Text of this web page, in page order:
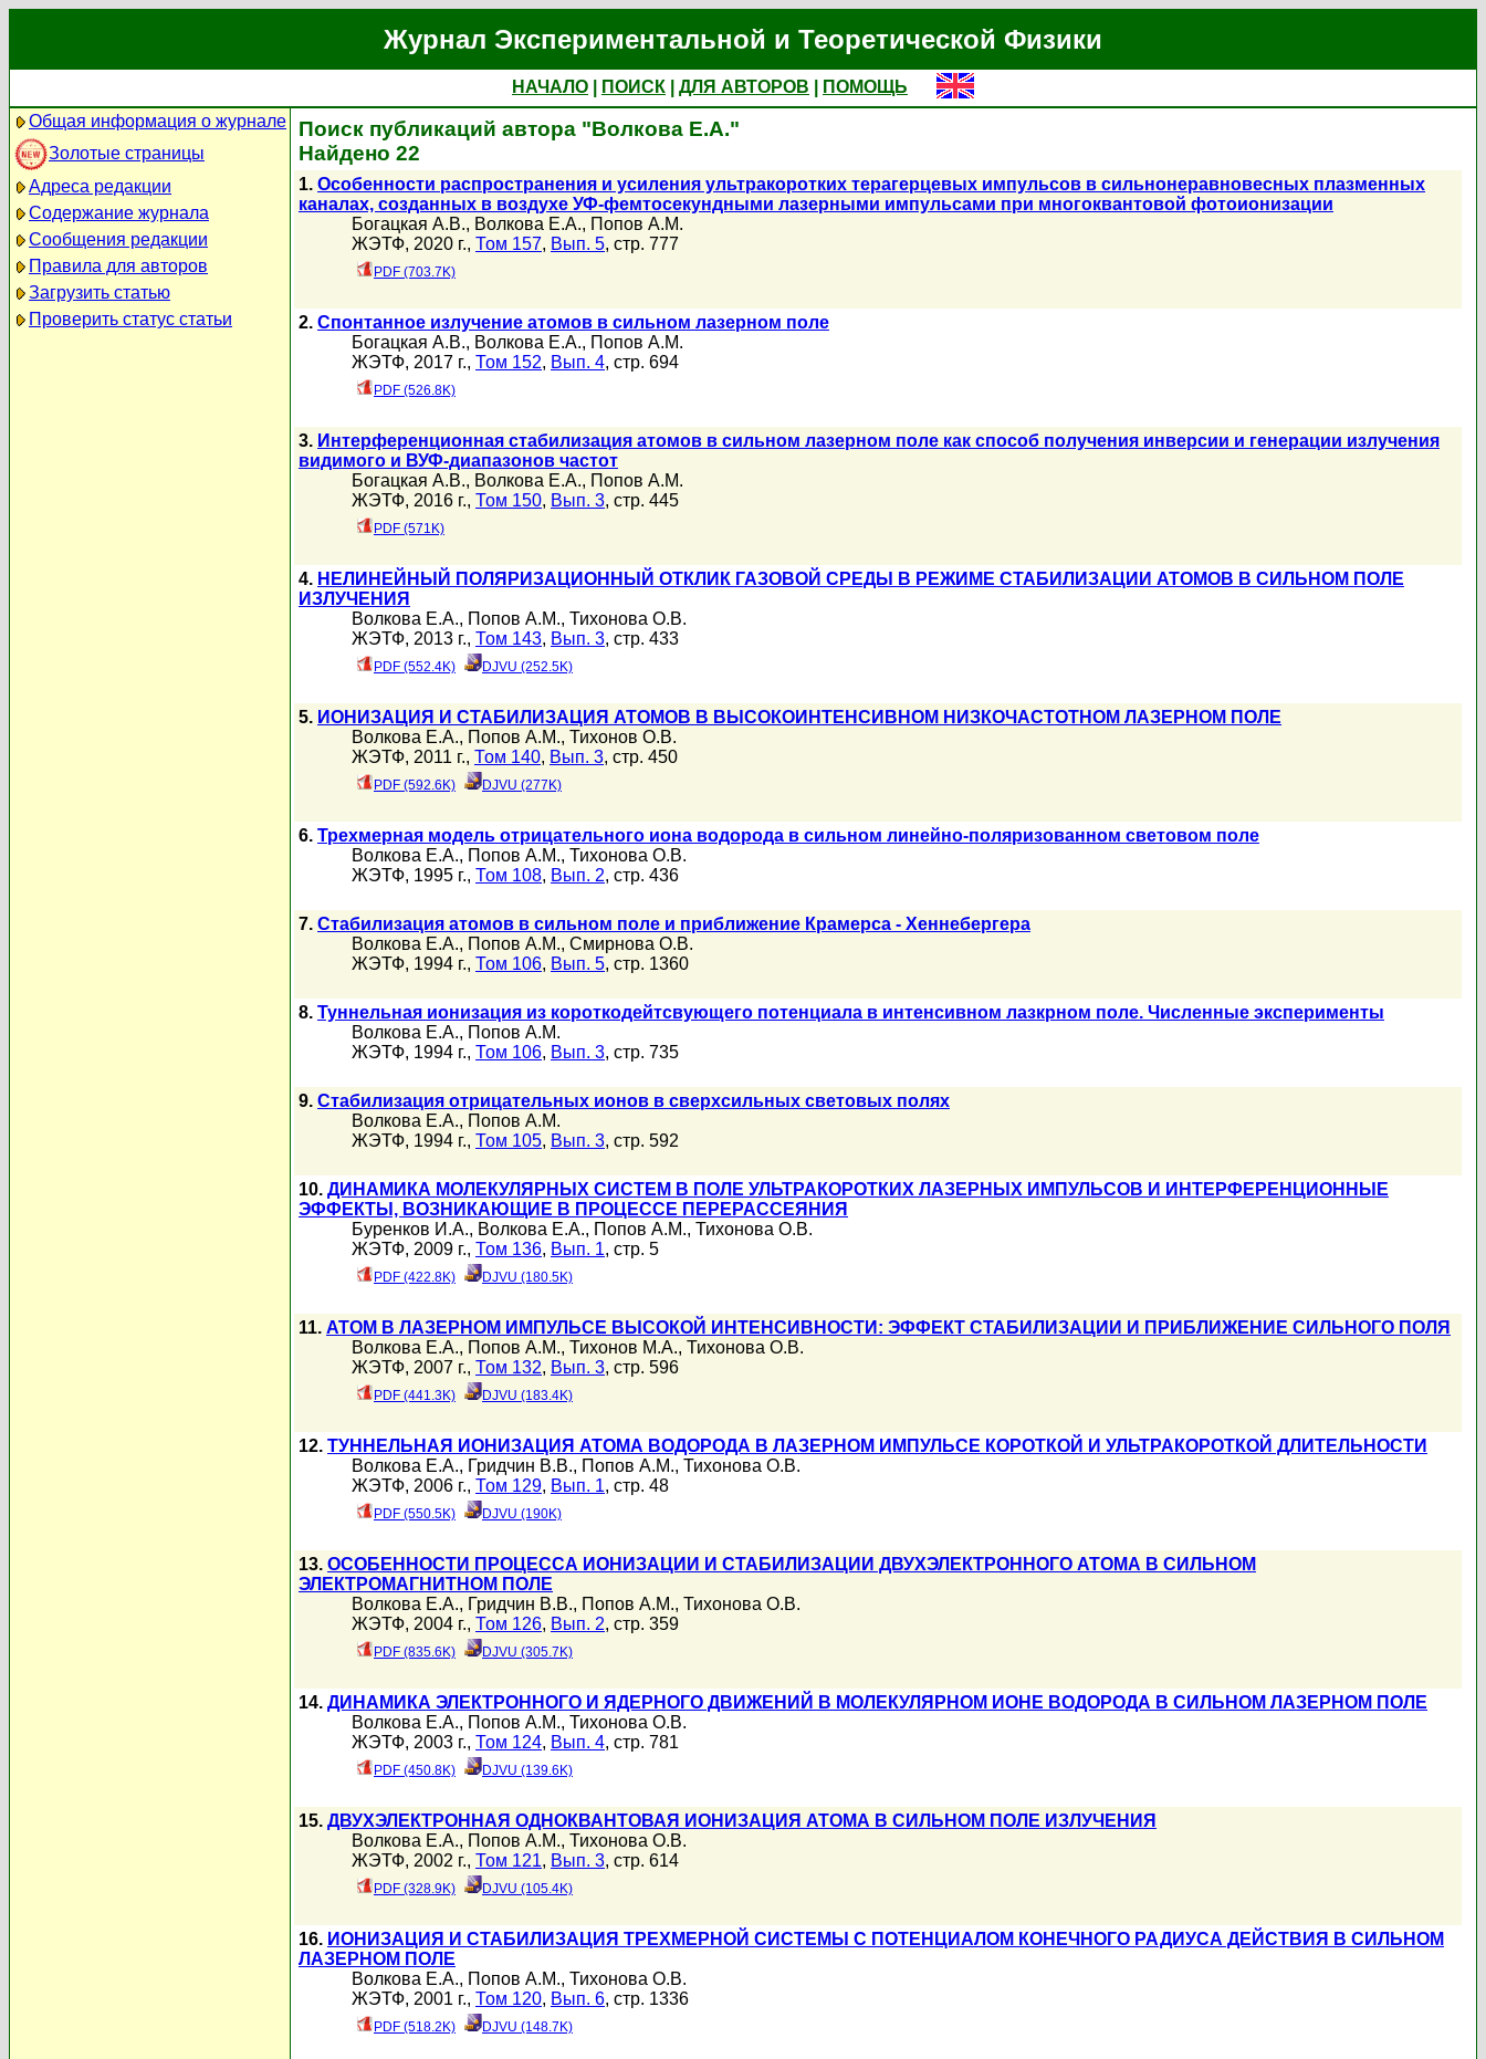
Журнал Экспериментальной и Теоретической Физики
НАЧАЛО ПОИСК ДЛЯ АВТОРОВ
ПОМОЩЬ
Общая информация о журнале
Золотые страницы
Адреса редакции
Содержание журнала
Сообщения редакции
Правила для авторов
Загрузить статью
Проверить статус статьи
Поиск публикаций автора "Волкова Е.А."
Найдено 22
1. Особенности распространения и усиления ультракоротких терагерцевых импульсов в сильнонеравновесных плазменных
каналах, созданных в воздухе УФ-фемтосекундными лазерными импульсами при многоквантовой фотоионизации
Богацкая А.В., Волкова Е.А., Попов А.М.
ЖЭТФ, 2020 г., Том 157, Вып. 5, стр. 777
PDF (703.7K)
2. Спонтанное излучение атомов в сильном лазерном поле
Богацкая А.В., Волкова Е.А., Попов А.М.
ЖЭТФ, 2017 г., Том 152, Вып. 4, стр. 694
PDF (526.8K)
3. Интерференционная стабилизация атомов в сильном лазерном поле как способ получения инверсии и генерации излучения
видимого и ВУФ-диапазонов частот
Богацкая А.В., Волкова Е.А., Попов А.М.
ЖЭТФ, 2016 г., Том 150, Вып. 3, стр. 445
PDF (571K)
4. НЕЛИНЕЙНЫЙ ПОЛЯРИЗАЦИОННЫЙ ОТКЛИК ГАЗОВОЙ СРЕДЫ В РЕЖИМЕ СТАБИЛИЗАЦИИ АТОМОВ В СИЛЬНОМ ПОЛЕ
ИЗЛУЧЕНИЯ
Волкова Е.А., Попов А.М., Тихонова О.В.
ЖЭТФ, 2013 г., Том 143, Вып. 3, стр. 433
PDF (552.4K) DJVU (252.5K)
5. ИОНИЗАЦИЯ И СТАБИЛИЗАЦИЯ АТОМОВ В ВЫСОКОИНТЕНСИВНОМ НИЗКОЧАСТОТНОМ ЛАЗЕРНОМ ПОЛЕ
Волкова Е.А., Попов А.М., Тихонов О.В.
ЖЭТФ, 2011 г., Том 140, Вып. 3, стр. 450
PDF (592.6K) DJVU (277K)
6. Трехмерная модель отрицательного иона водорода в сильном линейно-поляризованном световом поле
Волкова Е.А., Попов А.М., Тихонова О.В.
ЖЭТФ, 1995 г., Том 108, Вып. 2, стр. 436
7. Стабилизация атомов в сильном поле и приближение Крамерса - Хеннебергера
Волкова Е.А., Попов А.М., Смирнова О.В.
ЖЭТФ, 1994 г., Том 106, Вып. 5, стр. 1360
8. Туннельная ионизация из короткодейтсвующего потенциала в интенсивном лазкрном поле. Численные эксперименты
Волкова Е.А., Попов А.М.
ЖЭТФ, 1994 г., Том 106, Вып. 3, стр. 735
9. Стабилизация отрицательных ионов в сверхсильных световых полях
Волкова Е.А., Попов А.М.
ЖЭТФ, 1994 г., Том 105, Вып. 3, стр. 592
10. ДИНАМИКА МОЛЕКУЛЯРНЫХ СИСТЕМ В ПОЛЕ УЛЬТРАКОРОТКИХ ЛАЗЕРНЫХ ИМПУЛЬСОВ И ИНТЕРФЕРЕНЦИОННЫЕ
ЭФФЕКТЫ, ВОЗНИКАЮЩИЕ В ПРОЦЕССЕ ПЕРЕРАССЕЯНИЯ
Буренков И.А., Волкова Е.А., Попов А.М., Тихонова О.В.
ЖЭТФ, 2009 г., Том 136, Вып. 1, стр. 5
PDF (422.8K) DJVU (180.5K)
11. АТОМ В ЛАЗЕРНОМ ИМПУЛЬСЕ ВЫСОКОЙ ИНТЕНСИВНОСТИ: ЭФФЕКТ СТАБИЛИЗАЦИИ И ПРИБЛИЖЕНИЕ СИЛЬНОГО ПОЛЯ
Волкова Е.А., Попов А.М., Тихонов М.А., Тихонова О.В.
ЖЭТФ, 2007 г., Том 132, Вып. 3, стр. 596
PDF (441.3K) DJVU (183.4K)
12. ТУННЕЛЬНАЯ ИОНИЗАЦИЯ АТОМА ВОДОРОДА В ЛАЗЕРНОМ ИМПУЛЬСЕ КОРОТКОЙ И УЛЬТРАКОРОТКОЙ ДЛИТЕЛЬНОСТИ
Волкова Е.А., Гридчин В.В., Попов А.М., Тихонова О.В.
ЖЭТФ, 2006 г., Том 129, Вып. 1, стр. 48
PDF (550.5K) DJVU (190K)
13. ОСОБЕННОСТИ ПРОЦЕССА ИОНИЗАЦИИ И СТАБИЛИЗАЦИИ ДВУХЭЛЕКТРОННОГО АТОМА В СИЛЬНОМ
ЭЛЕКТРОМАГНИТНОМ ПОЛЕ
Волкова Е.А., Гридчин В.В., Попов А.М., Тихонова О.В.
ЖЭТФ, 2004 г., Том 126, Вып. 2, стр. 359
PDF (835.6K) DJVU (305.7K)
14. ДИНАМИКА ЭЛЕКТРОННОГО И ЯДЕРНОГО ДВИЖЕНИЙ В МОЛЕКУЛЯРНОМ ИОНЕ ВОДОРОДА В СИЛЬНОМ ЛАЗЕРНОМ ПОЛЕ
Волкова Е.А., Попов А.М., Тихонова О.В.
ЖЭТФ, 2003 г., Том 124, Вып. 4, стр. 781
PDF (450.8K) DJVU (139.6K)
15. ДВУХЭЛЕКТРОННАЯ ОДНОКВАНТОВАЯ ИОНИЗАЦИЯ АТОМА В СИЛЬНОМ ПОЛЕ ИЗЛУЧЕНИЯ
Волкова Е.А., Попов А.М., Тихонова О.В.
ЖЭТФ, 2002 г., Том 121, Вып. 3, стр. 614
PDF (328.9K) DJVU (105.4K)
16. ИОНИЗАЦИЯ И СТАБИЛИЗАЦИЯ ТРЕХМЕРНОЙ СИСТЕМЫ С ПОТЕНЦИАЛОМ КОНЕЧНОГО РАДИУСА ДЕЙСТВИЯ В СИЛЬНОМ
ЛАЗЕРНОМ ПОЛЕ
Волкова Е.А., Попов А.М., Тихонова О.В.
ЖЭТФ, 2001 г., Том 120, Вып. 6, стр. 1336
PDF (518.2K) DJVU (148.7K)